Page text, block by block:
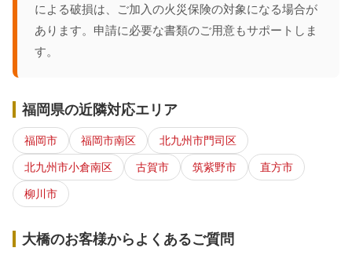
による破損は、ご加入の火災保険の対象になる場合が
あります。申請に必要な書類のご用意もサポートしま
す。
福岡県の近隣対応エリア
福岡市 福岡市南区
北九州市門司区
北九州市小倉南区
古賀市 筑紫野市
直方市
柳川市
大橋のお客様からよくあるご質問